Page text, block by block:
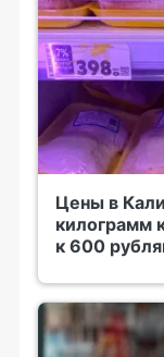
Цены в
килограмм
к 600